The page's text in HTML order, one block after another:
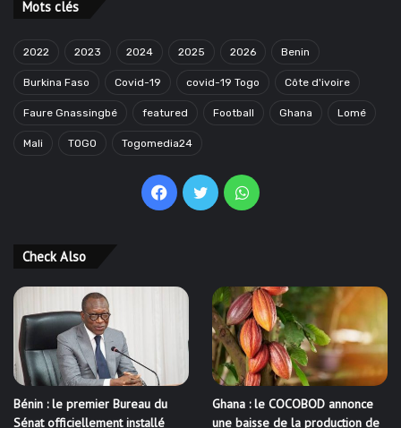
Mots clés
2022 2023 2024 2025 2026 Benin
Burkina Faso Covid-19 covid-19 Togo Côte d'ivoire
Faure Gnassingbé featured Football Ghana Lomé
Mali TOGO Togomedia24
Facebook
TwitterWhatsApp
Check Also
Bénin : le premier Bureau du
Sénat officiellement installé
Ghana : le COCOBOD annonce
une baisse de la production de